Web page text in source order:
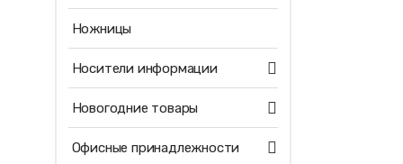
Ножницы
Носители информации
Новогодние товары
Офисные принадлежности